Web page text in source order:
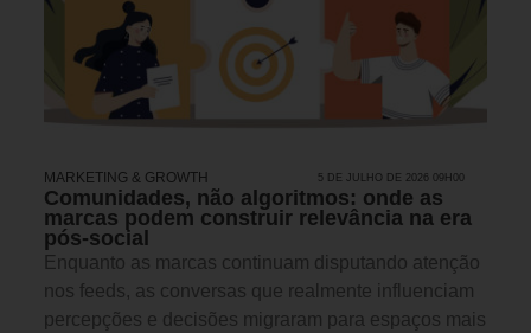
MARKETING & GROWTH 5 DE JULHO DE 2026 09H00
Comunidades, não algoritmos: onde as
marcas podem construir relevância na era
pós-social
Enquanto as marcas continuam disputando atenção
nos feeds, as conversas que realmente influenciam
percepções e decisões migraram para espaços mais